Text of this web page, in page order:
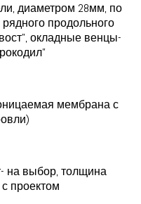
диаметром 28мм, по
рядного продольного
окладные венцы-
мембрана с
на выбор, толщина
проектом